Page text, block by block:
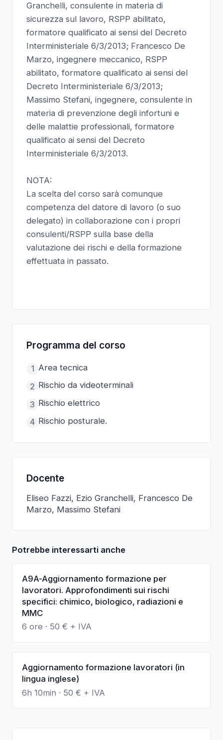
Granchelli, consulente in materia di
sicurezza sul lavoro, RSPP abilitato,
formatore qualificato ai sensi del Decreto
Interministeriale 6/3/2013; Francesco De
Marzo, ingegnere meccanico, RSPP
abilitato, formatore qualificato ai sensi del
Decreto Interministeriale 6/3/2013;
Massimo Stefani, ingegnere, consulente in
materia di prevenzione degli infortuni e
delle malattie professionali, formatore
qualificato ai sensi del Decreto
Interministeriale 6/3/2013.
NOTA:
La scelta del corso sarà comunque
competenza del datore di lavoro (o suo
delegato) in collaborazione con i propri
consulenti/RSPP sulla base della
valutazione dei rischi e della formazione
effettuata in passato.
Programma del corso
1 Area tecnica
2 Rischio da videoterminali
3 Rischio elettrico
4 Rischio posturale.
Docente
Eliseo Fazzi, Ezio Granchelli, Francesco De
Marzo, Massimo Stefani
Potrebbe interessarti anche
A9A-Aggiornamento formazione per
lavoratori. Approfondimenti sui rischi
specifici: chimico, biologico, radiazioni e
MMC
6 ore · 50 € + IVA
Aggiornamento formazione lavoratori (in
lingua inglese)
6h 10min · 50 € + IVA